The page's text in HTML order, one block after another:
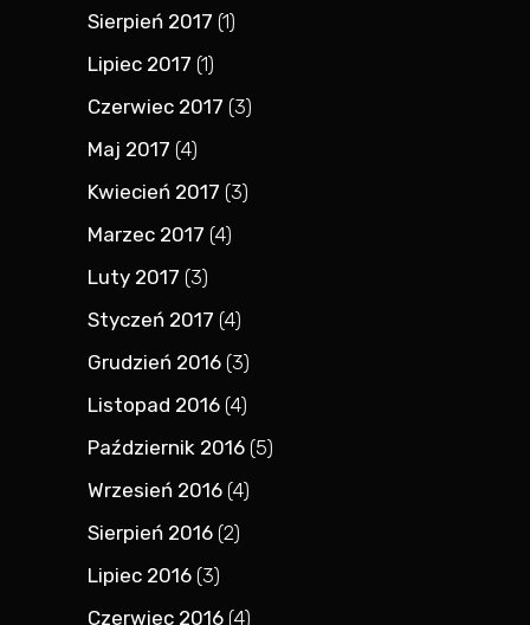
Sierpień 2017 (1)
Lipiec 2017 (1)
Czerwiec 2017 (3)
Maj 2017 (4)
Kwiecień 2017 (3)
Marzec 2017 (4)
Luty 2017 (3)
Styczeń 2017 (4)
Grudzień 2016 (3)
Listopad 2016 (4)
Październik 2016 (5)
Wrzesień 2016 (4)
Sierpień 2016 (2)
Lipiec 2016 (3)
Czerwiec 2016 (4)